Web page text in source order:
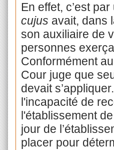
En effet, c’est
cujus avait, dans
son auxiliaire de
personnes
Conformément
Cour juge que
devait
l'incapacité de
l'établissement
jour de
placer pour